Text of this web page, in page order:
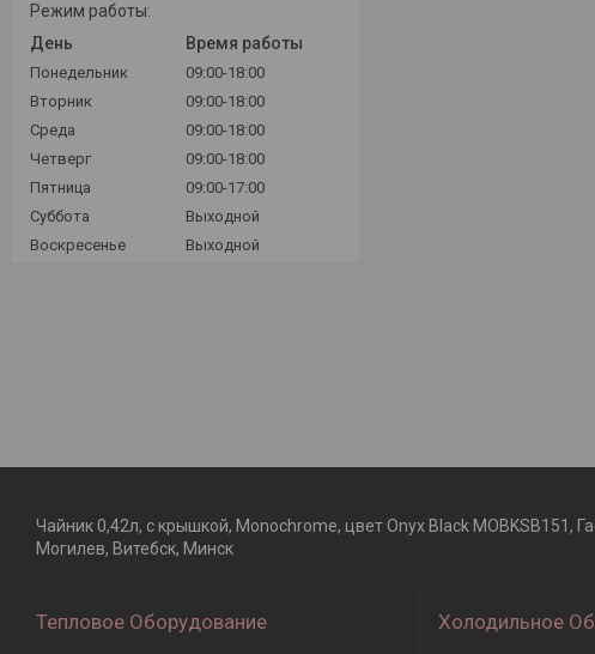
Режим работы:
День
Время работы
Понедельник
09:00-18:00
Вторник
09:00-18:00
Среда
09:00-18:00
Четверг
09:00-18:00
Пятница
09:00-17:00
Суббота
Выходной
Воскресенье
Выходной
Чайник 0,42л, с крышкой, Monochrome, цвет Onyx Black MOBKSB151,
Могилев, Витебск, Минск
Тепловое Оборудование Холодильное